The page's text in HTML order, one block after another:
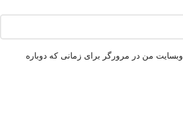
وبسایت من در مرورگر برای زمانی که دوباره